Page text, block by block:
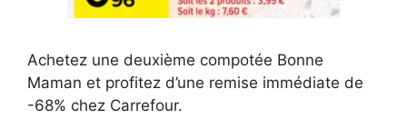
Achetez une deuxième compotée Bonne
Maman et profitez d’une remise immédiate de
-68% chez Carrefour.